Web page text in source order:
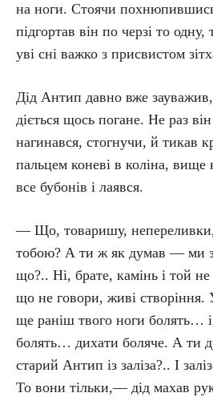
на ноги. Стоячи похнюпившись
підгортав він по черзі то одну,
уві сні важко з присвистом
Дід Антип давно вже
діється щось погане. Не раз
нагинався, стогнучи, й тикав
пальцем коневі в коліна, вище
все бубонів і лаявся.
— Що, товаришу,
тобою? А ти ж як думав — ми
що?.. Ні, брате, камінь і той
що не говори, живі
ще раніш твого ноги болять…
болять… дихати боляче. А ти
старий Антип із заліза?.. І
То вони тільки,— дід махав